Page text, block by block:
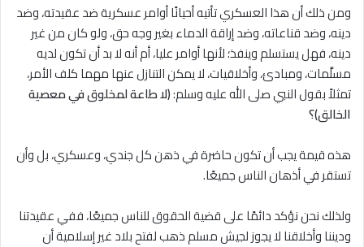
ومن ذلك أن هذا العسكري تأتيه أحيانًا أوامر عسكرية ضد عقيدته، وضد
دينه، وضد قناعاته، وضد إراقة الدماء بغير وجه حق، ولو كان من غير
دينه، فهل يستسلم وينفذ؛ لأنها أوامر عليا، أم أنه لا بد أن تكون لديه
مسلَّمات، ومبادئ، وأخلاقيات، لا يمكن التنازل عنها مهما كلف الأمر،
تمثلاً بقول النبي صلى الله عليه وسلم:(لا طاعة لمخلوق في معصية
الخالق)؟
هذه قيمة يجب أن تكون حاضرة في ذهن كل جندي، وعسكري، بل وأن
تستقر في أذهان الناس جميعًا.
ولذلك نحن نؤكد دائمًا على قضية الحقوق للناس جميعًا، ففي عقيدتنا
وديننا وأخلاقنا لا يجوز لجيش مسلم ذهب لفتح بلاد غير إسلامية أن